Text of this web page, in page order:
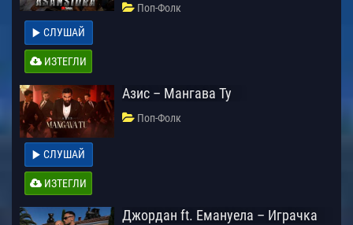
Поп-Фолк
СЛУШАЙ
ИЗТЕГЛИ
Азис – Мангава Ту
Поп-Фолк
СЛУШАЙ
ИЗТЕГЛИ
Джордан ft. Емануела – Играчка